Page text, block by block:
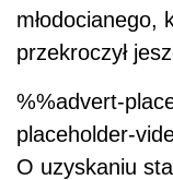
młodocianego,
przekroczył
%%advert-
placeholder-
O uzyskaniu